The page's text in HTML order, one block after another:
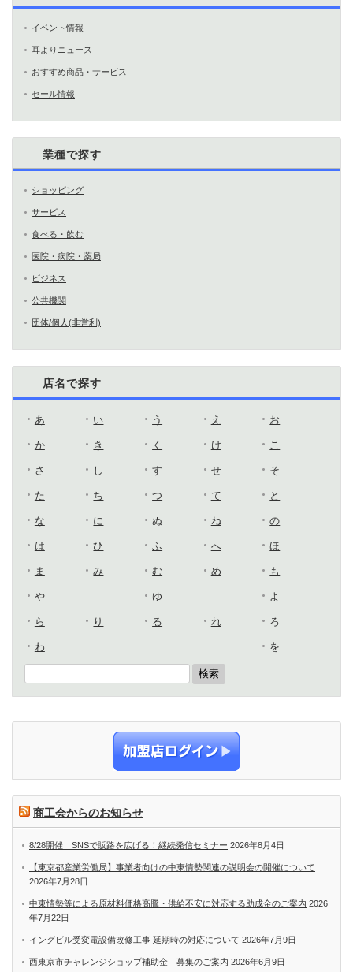
イベント情報
耳よりニュース
おすすめ商品・サービス
セール情報
業種で探す
ショッピング
サービス
食べる・飲む
医院・病院・薬局
ビジネス
公共機関
団体/個人(非営利)
店名で探す
あ い う え お
か き く け こ
さ し す せ そ
た ち つ て と
な に ぬ ね の
は ひ ふ へ ほ
ま み む め も
や ゆ よ
ら り る れ ろ
わ を
商工会からのお知らせ
8/28開催 SNSで販路を広げる！継続発信セミナー 2026年8月4日
【東京都産業労働局】事業者向けの中東情勢関連の説明会の開催について
2026年7月28日
中東情勢等による原材料価格高騰・供給不安に対応する助成金のご案内 2026
年7月22日
イングビル受変電設備改修工事 延期時の対応について 2026年7月9日
西東京市チャレンジショップ補助金 募集のご案内 2026年6月9日